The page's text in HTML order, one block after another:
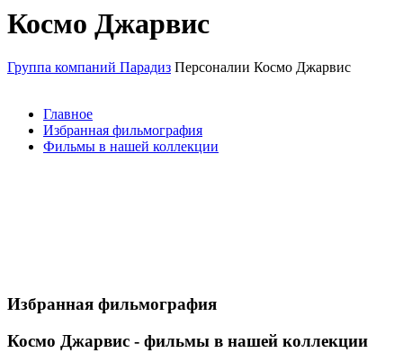
Космо Джарвис
Группа компаний Парадиз Персоналии Космо Джарвис
Главное
Избранная фильмография
Фильмы в нашей коллекции
Избранная фильмография
Космо Джарвис - фильмы в нашей коллекции